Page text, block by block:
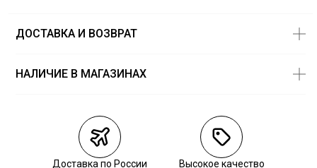
ХИМИЧЕСКАЯ ЧИСТКА:
СУШКА:не сушить в стиральной машине
ДОСТАВКА И ВОЗВРАТ
Курьерская доставка СДЭК
Самовывоз из пункта выдачи СДЭК
НАЛИЧИЕ В МАГАЗИНАХ
ТЦ «Novaya Riga Outlet Village» -
магазин «Camp David»
м. Строгино, Московская область,
XS — 1 шт.
M — 2 шт.
L — 1 шт.
Доставка по России
Высокое качество